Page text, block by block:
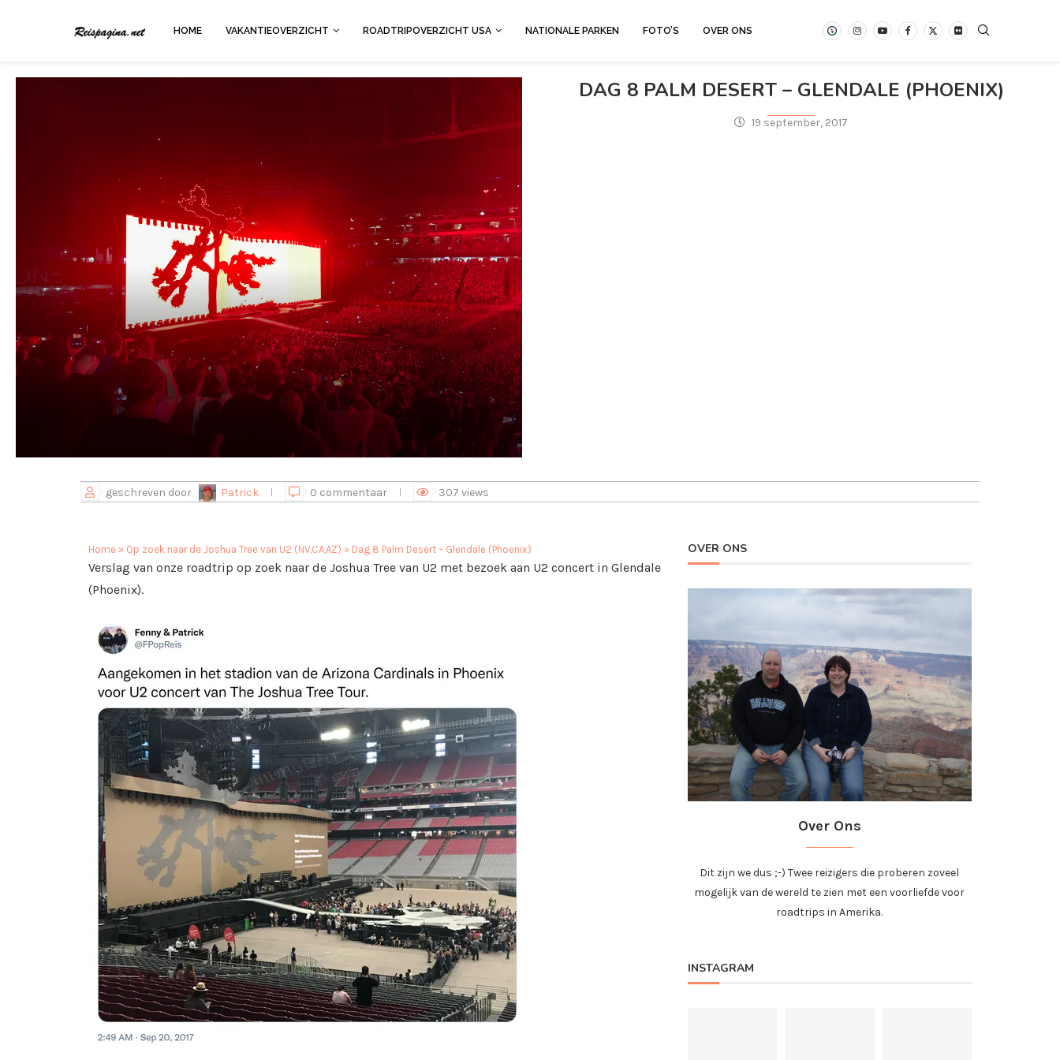
HOME VAKANTIEOVERZICHT ROADTRIPOVERZICHT USA NATIONALE PARKEN FOTO’S OVER ONS
DAG 8 PALM DESERT – GLENDALE (PHOENIX)
19 september, 2017
geschreven door Patrick 0 commentaar 307 views
Home » Op zoek naar de Joshua Tree van U2 (NV,CA,AZ) » Dag 8 Palm Desert – Glendale (Phoenix)
Verslag van onze roadtrip op zoek naar de Joshua Tree van U2 met bezoek aan U2 concert in Glendale
(Phoenix).
OVER ONS
Over Ons
Dit zijn we dus ;-) Twee reizigers die proberen zoveel
mogelijk van de wereld te zien met een voorliefde voor
roadtrips in Amerika.
INSTAGRAM